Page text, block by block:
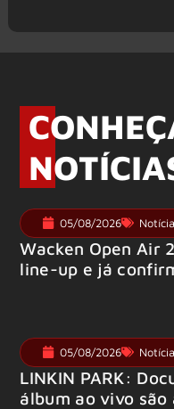
05/08/2026
Wacken Open Air
line-up e já
05/08/2026
LINKIN PARK:
álbum ao vivo são